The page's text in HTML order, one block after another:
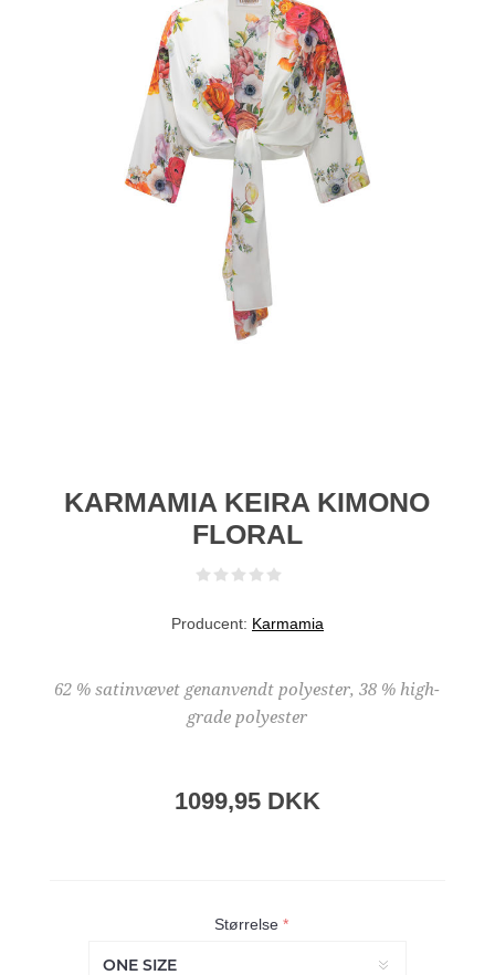
KARMAMIA KEIRA KIMONO
FLORAL
Producent: Karmamia
62 % satinvævet genanvendt polyester, 38 % high-
grade polyester
1099,95 DKK
Størrelse*